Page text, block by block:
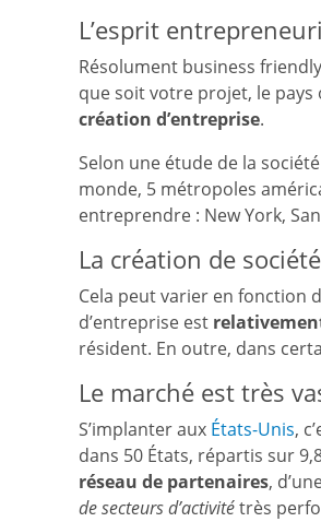
L’esprit
Résolument business
que soit votre projet, le
création d’entreprise.
Selon une étude de la
monde, 5 métropoles
entreprendre : New York,
La création de
Cela peut varier en fonction
d’entreprise est
résident. En outre, dans
Le marché est très
S’implanter aux États-Unis,
dans 50 États, répartis sur
réseau de partenaires,
de secteurs d’activitétrès